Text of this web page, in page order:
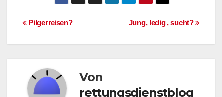
Beitragsnavigation
Jung, ledig , sucht?
Pilgerreisen?
Von
rettungsdienstblog